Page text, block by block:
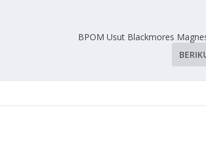
BPOM Usut Blackmores